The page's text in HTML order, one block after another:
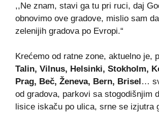
,,Ne znam, stavi ga tu pri ruci, daj
obnovimo ove gradove, mislio sam
zelenijih gradova po Evropi.“
Krećemo od ratne zone, aktuelno je,
Talin, Vilnus, Helsinki, Stokholm,
Prag, Beč, Ženeva, Bern, Brisel…
od gradova, parkovi sa stogodišnjim
lisice iskaču po ulica, srne se izjutra